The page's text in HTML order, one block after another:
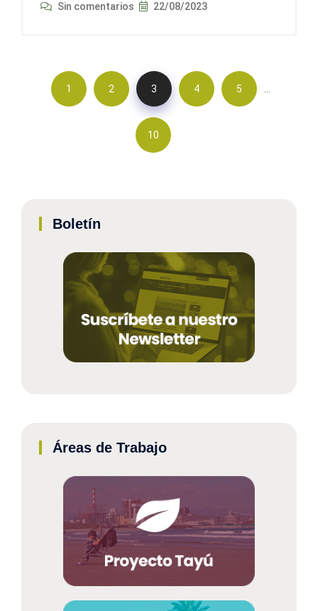
Sin comentarios 22/08/2023
1 2 3 4 5 …
10
Boletín
Áreas de Trabajo